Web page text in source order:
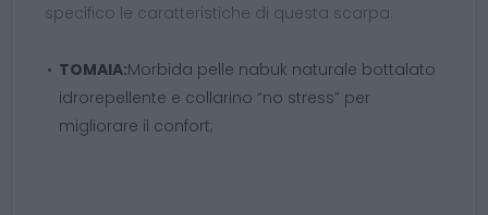
specifico le caratteristiche di questa scarpa:
TOMAIA:Morbida pelle nabuk naturale bottalato
idrorepellente e collarino “no stress” per
migliorare il confort;